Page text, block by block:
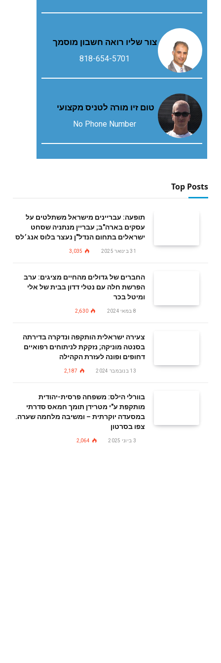
צור שליו רואה חשבון מוסמך
818-654-5701
טום זיו מורה לטניס מקצועי
No Phone Number
Top Posts
תופעה: עבריינים מישראל משתלטים על
עסקים בארה"ב; עבריין מנתניה שסחט
ישראלים בתחום הנדל"ן נעצר בלוס אנג׳לס
31 בינואר 2025 3,035
החברים של גדולים מהחיים מציגים: ערב
הפרשת חלה עם נטלי דדון בבית של אלי
ומיטל בכר
8 במאי 2024 2,630
צעירה ישראלית הותקפה ונדקרה בדירתה
בסנטה מוניקה; נזקקת לניתוחים רפואיים
דחופים ופונה לעזרת הקהילה
13 בנובמבר 2024 2,187
בוורלי הילס: משפחה פרסית-יהודית
מותקפת ע"י מטרידן תומך חמאס סדרתי
במסעדה יוקרתית – ומשיבה מלחמה שערה.
צפו בסרטון
3 ביוני 2025 2,064